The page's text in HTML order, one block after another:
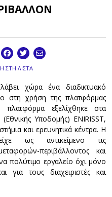
ΣΤΗ ΛΙΣΤΑ
χώρα ένα διαδικτυακό
στη χρήση της πλατφόρμας
πλατφόρμα εξελίχθηκε στα
Υποδομής) ENIRISST,
και ερευνητικά κέντρα. Η
ως αντικείμενο τις
περιβάλλοντος και
πολύτιμο εργαλείο όχι μόνο
για τους διαχειριστές και